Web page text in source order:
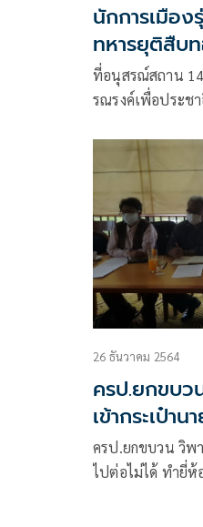
นักการเมือง
ทหารยุติสืบ
เยาวชน
ที่อนุสรณ์สถาน
รณรงค์เพื่อประช
พฤษภาประชาธร
26 ธันวาคม 2564
ครป.ยกขบ
เข้ากระเป๋า
ครป.ยกขบวน วิพ
ไปต่อไม่ได้ ทำยี่ห้